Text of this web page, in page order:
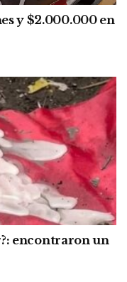
y $2.000.000 en
encontraron un